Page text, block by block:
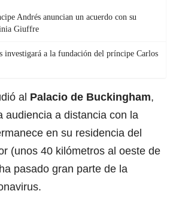
Andrés anuncian un acuerdo con su
Giuffre
investigará a la fundación del príncipe Carlos
al Palacio de Buckingham,
audiencia a distancia con la
en su residencia del
(unos 40 kilómetros al oeste de
pasado gran parte de la